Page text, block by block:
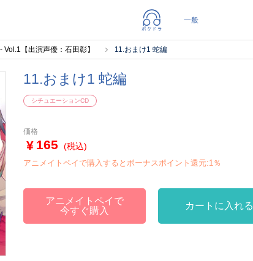
【出演声優：石田彰】 11.おまけ1 蛇編
11.おまけ1 蛇編
シチュエーションCD
価格
165 (税込)
アニメイトペイで購入するとボーナスポイント還元:1％
アニメイトペイで
今すぐ購入
カートに入れる